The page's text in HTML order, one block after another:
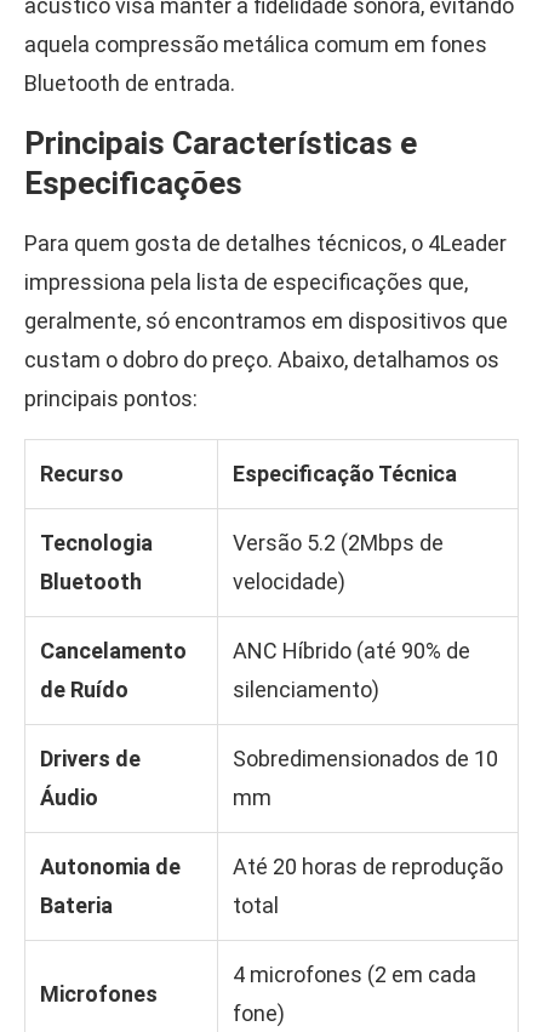
acústico visa manter a fidelidade sonora, evitando
aquela compressão metálica comum em fones
Bluetooth de entrada.
Principais Características e
Especificações
Para quem gosta de detalhes técnicos, o 4Leader
impressiona pela lista de especificações que,
geralmente, só encontramos em dispositivos que
custam o dobro do preço. Abaixo, detalhamos os
principais pontos:
Recurso Especificação Técnica
Tecnologia
Bluetooth
Versão 5.2 (2Mbps de
velocidade)
Cancelamento
de Ruído
ANC Híbrido (até 90% de
silenciamento)
Drivers de
Áudio
Sobredimensionados de 10
mm
Autonomia de
Bateria
Até 20 horas de reprodução
total
Microfones
4 microfones (2 em cada
fone)